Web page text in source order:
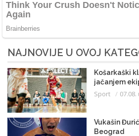
NAJNOVIJE U OVOJ
Košarkaški
jačanjem
Sport 07.08.
Vukašin
Beograd